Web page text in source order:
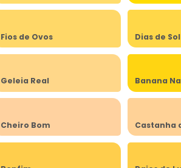
Fios de Ovos Dias de Sol
Geleia Real Banana
Cheiro Bom Castanha